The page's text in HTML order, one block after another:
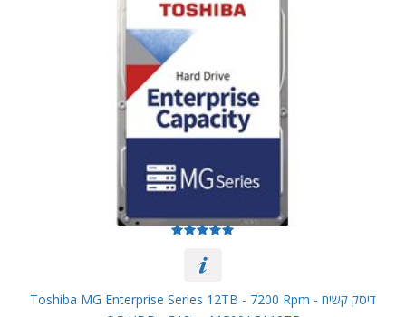
דיסק קשיח Toshiba MG Enterprise Series 12TB - 7200 Rpm -